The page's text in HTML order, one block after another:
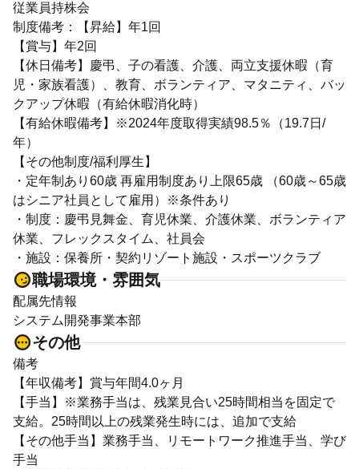
従業員持株会
制度備考：【昇給】年1回
【賞与】年2回
【休日備考】慶弔、子の看護、介護、両立支援休暇（育
児・家族看護）、教育、ボランティア、マタニティ、バッ
クアップ休暇（有給休暇消化時）
【有給休暇備考】※2024年度取得実績98.5％（19.7日/
年）
【その他制度/福利厚生】
・定年制あり60歳 再雇用制度あり上限65歳 （60歳～65歳
はシニア社員として雇用）※条件あり
・制度：慶弔見舞金、育児休業、介護休業、ボランティア
休業、フレックスタイム、社員会
・施設：保養所・契約リゾート施設・スポーツクラブ
職場環境・雰囲気
配属先情報
システム開発事業本部
その他
備考
【年収備考】賞与年間4.0ヶ月
【手当】※業務手当は、残業見合い25時間相当を固定で
支給。25時間以上の残業発生時には、追加で支給
【その他手当】業務手当、リモートワーク推進手当、学び
手当